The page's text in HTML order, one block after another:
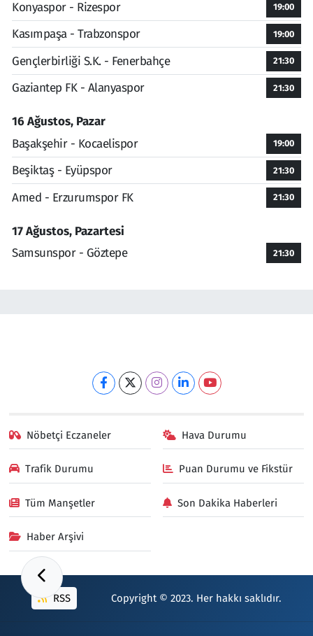
Konyaspor - Rizespor
19:00
Kasımpaşa - Trabzonspor 19:00
Gençlerbirliği S.K. - Fenerbahçe 21:30
Gaziantep FK - Alanyaspor 21:30
16 Ağustos, Pazar
Başakşehir - Kocaelispor
19:00
Beşiktaş - Eyüpspor 21:30
Amed - Erzurumspor FK 21:30
17 Ağustos, Pazartesi
Samsunspor - Göztepe
21:30
Nöbetçi Eczaneler Hava Durumu
Trafik Durumu Puan Durumu ve Fikstür
Tüm Manşetler Son Dakika Haberleri
Haber Arşivi
RSS Copyright © 2023. Her hakkı saklıdır.